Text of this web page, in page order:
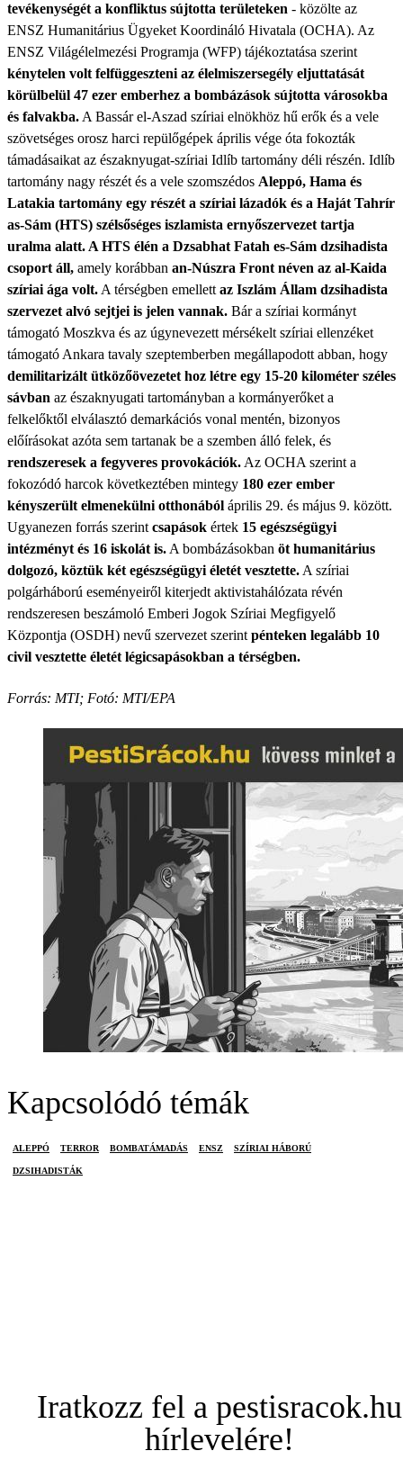
tevékenységét a konfliktus sújtotta területeken - közölte az
ENSZ Humanitárius Ügyeket Koordináló Hivatala (OCHA). Az
ENSZ Világélelmezési Programja (WFP) tájékoztatása szerint
kénytelen volt felfüggeszteni az élelmiszersegély eljuttatását
körülbelül 47 ezer emberhez a bombázások sújtotta városokba
és falvakba. A Bassár el-Aszad szíriai elnökhöz hű erők és a vele
szövetséges orosz harci repülőgépek április vége óta fokozták
támadásaikat az északnyugat-szíriai Idlíb tartomány déli részén. Idlíb
tartomány nagy részét és a vele szomszédos Aleppó, Hama és
Latakia tartomány egy részét a szíriai lázadók és a Haját Tahrír
as-Sám (HTS) szélsőséges iszlamista ernyőszervezet tartja
uralma alatt. A HTS élén a Dzsabhat Fatah es-Sám dzsihadista
csoport áll, amely korábban an-Núszra Front néven az al-Kaida
szíriai ága volt. A térségben emellett az Iszlám Állam dzsihadista
szervezet alvó sejtjei is jelen vannak. Bár a szíriai kormányt
támogató Moszkva és az úgynevezett mérsékelt szíriai ellenzéket
támogató Ankara tavaly szeptemberben megállapodott abban, hogy
demilitarizált ütközőövezetet hoz létre egy 15-20 kilométer széles
sávban az északnyugati tartományban a kormányerőket a
felkelőktől elválasztó demarkációs vonal mentén, bizonyos
előírásokat azóta sem tartanak be a szemben álló felek, és
rendszeresek a fegyveres provokációk. Az OCHA szerint a
fokozódó harcok következtében mintegy 180 ezer ember
kényszerült elmenekülni otthonából április 29. és május 9. között.
Ugyanezen forrás szerint csapások értek 15 egészségügyi
intézményt és 16 iskolát is. A bombázásokban öt humanitárius
dolgozó, köztük két egészségügyi életét vesztette. A szíriai
polgárháború eseményeiről kiterjedt aktivistahálózata révén
rendszeresen beszámoló Emberi Jogok Szíriai Megfigyelő
Központja (OSDH) nevű szervezet szerint pénteken legalább 10
civil vesztette életét légicsapásokban a térségben.
Forrás: MTI; Fotó: MTI/EPA
Kapcsolódó témák
ALEPPÓ TERROR BOMBATÁMADÁS ENSZ SZÍRIAI HÁBORÚ
DZSIHADISTÁK
Iratkozz fel a pestisracok.hu
hírlevelére!